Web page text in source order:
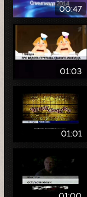
00:47
01:03
01:01